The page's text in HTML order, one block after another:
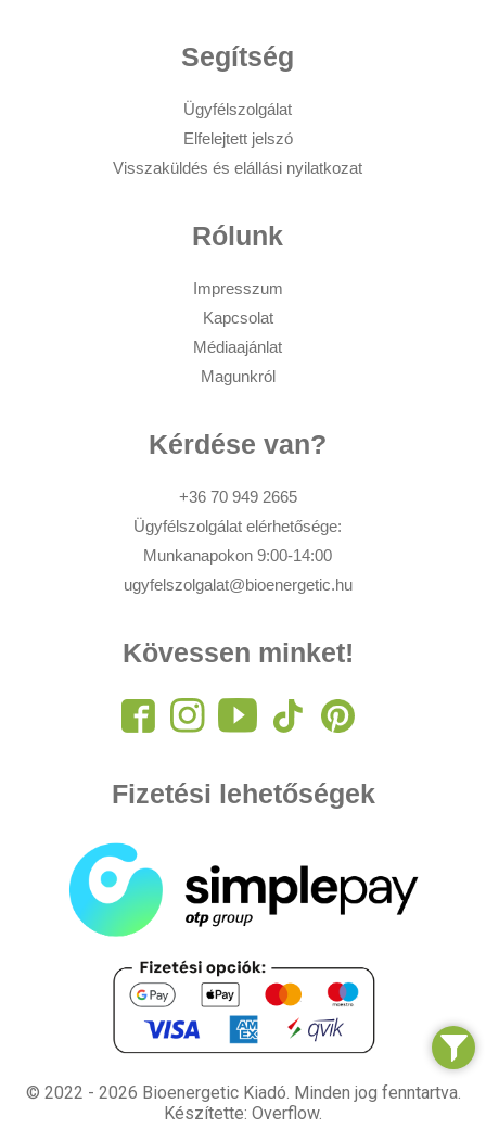
Segítség
Ügyfélszolgálat
Elfelejtett jelszó
Visszaküldés és elállási nyilatkozat
Rólunk
Impresszum
Kapcsolat
Médiaajánlat
Magunkról
Kérdése van?
+36 70 949 2665
Ügyfélszolgálat elérhetősége:
Munkanapokon 9:00-14:00
ugyfelszolgalat@bioenergetic.hu
Kövessen minket!
Fizetési lehetőségek
© 2022 - 2026 Bioenergetic Kiadó. Minden jog fenntartva.
Készítette: Overflow.